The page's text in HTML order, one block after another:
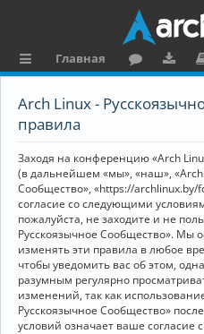
ы
к
и
Главная
ру
ру
и
е
н
ц
и
я
Arch Linux -
правила
Заходя на конференцию «Arch
(в дальнейшем «мы», «наш», «Arch
Сообщество», «https://archlinux.by/
согласие со следующими
пожалуйста, не заходите и не
Русскоязычное Сообщество». Мы
изменять эти правила в любое
чтобы уведомить вас об этом,
разумным регулярно
изменений, так как
Русскоязычное Сообщество»
условий означает ваше согласие